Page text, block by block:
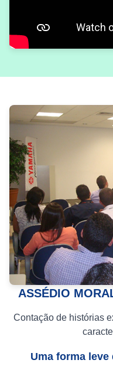
ASSÉDIO
Contação de histórias
Uma forma